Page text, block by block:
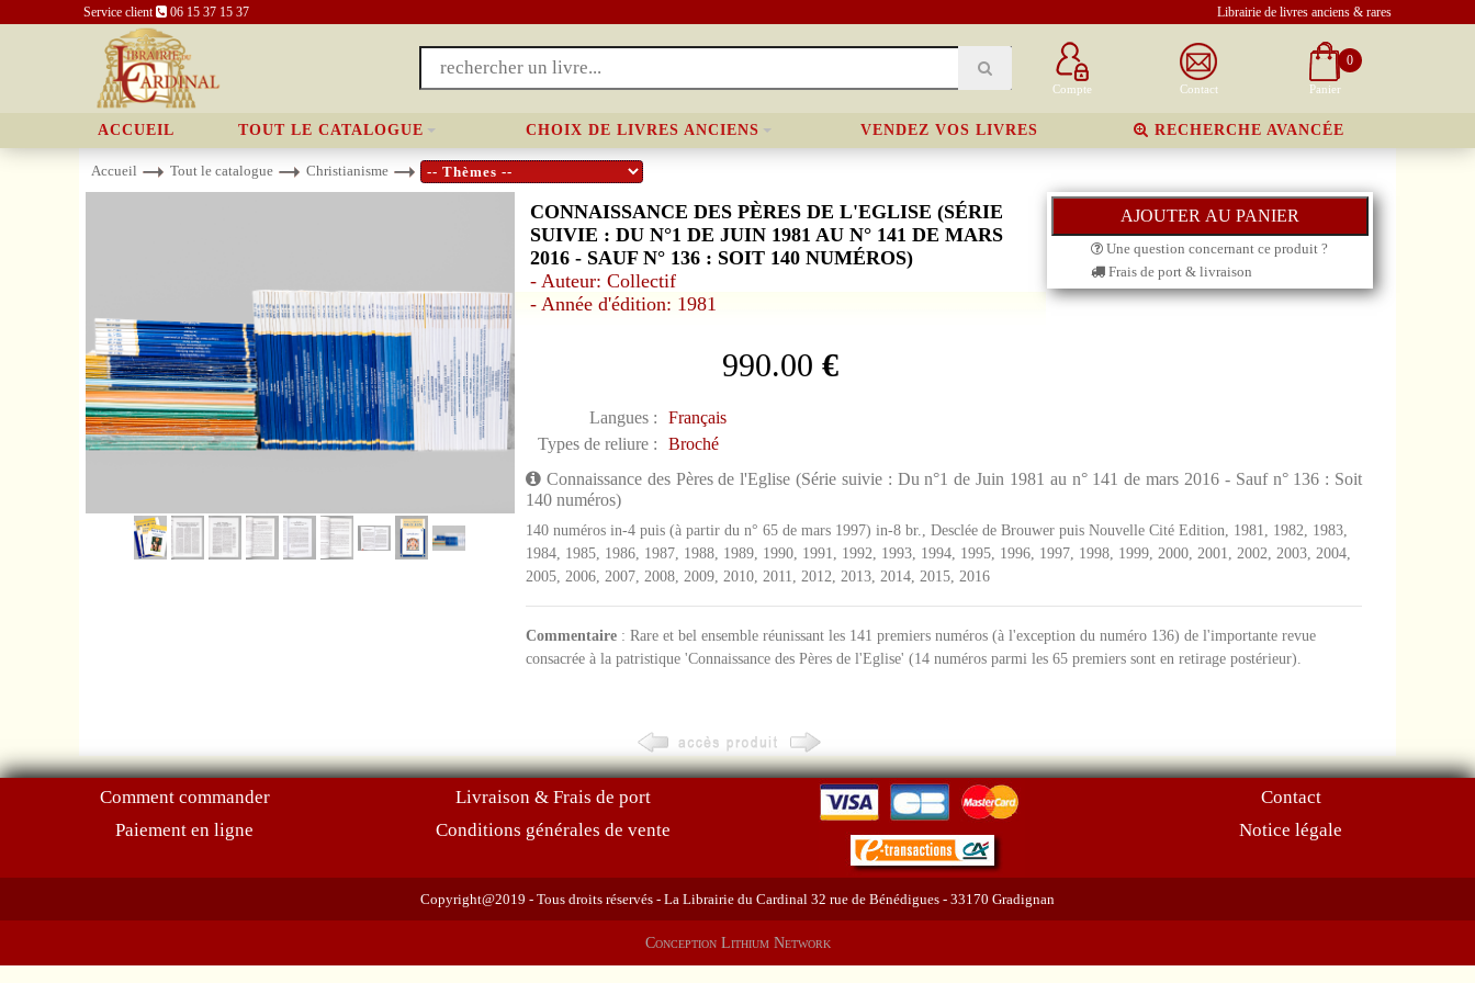
Service client 06 15 37 15 37 Librairie de livres anciens & rares
Compte Contact
0
Panier
ACCUEIL TOUT LE CATALOGUE CHOIX DE LIVRES ANCIENS VENDEZ VOS LIVRES RECHERCHE AVANCÉE
Accueil Tout le catalogue Christianisme
CONNAISSANCE DES PÈRES DE L'EGLISE (SÉRIE
SUIVIE : DU N°1 DE JUIN 1981 AU N° 141 DE MARS
2016 - SAUF N° 136 : SOIT 140 NUMÉROS)
- Auteur: Collectif
- Année d'édition: 1981
990.00 €
Langues :
Français
Types de reliure :
Broché
Une question concernant ce produit ?
Frais de port & livraison
Connaissance des Pères de l'Eglise (Série suivie : Du n°1 de Juin 1981 au n° 141 de mars 2016 - Sauf n° 136 : Soit
140 numéros)
140 numéros in-4 puis (à partir du n° 65 de mars 1997) in-8 br., Desclée de Brouwer puis Nouvelle Cité Edition, 1981, 1982, 1983,
1984, 1985, 1986, 1987, 1988, 1989, 1990, 1991, 1992, 1993, 1994, 1995, 1996, 1997, 1998, 1999, 2000, 2001, 2002, 2003, 2004,
2005, 2006, 2007, 2008, 2009, 2010, 2011, 2012, 2013, 2014, 2015, 2016
Commentaire: Rare et bel ensemble réunissant les 141 premiers numéros (à l'exception du numéro 136) de l'importante revue
consacrée à la patristique 'Connaissance des Pères de l'Eglise' (14 numéros parmi les 65 premiers sont en retirage postérieur).
Comment commander
Paiement en ligne
Livraison & Frais de port
Conditions générales de vente
Contact
Notice légale
Copyright@2019 - Tous droits réservés - La Librairie du Cardinal 32 rue de Bénédigues - 33170 Gradignan
Conception Lithium Network